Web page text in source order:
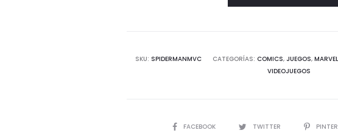
SKU: SPIDERMANMVC CATEGORÍAS: COMICS, JUEGOS, MARVEL
VIDEOJUEGOS
COMPARTIR
FACEBOOK TWITTER